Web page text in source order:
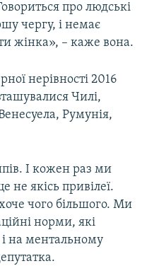
про людські
чергу, і немає
жінка», – каже вона.
нерівності 2016
Чилі,
Румунія,
І кожен раз ми
не якісь привілеї.
чого більшого. Ми
норми, які
і на ментальному